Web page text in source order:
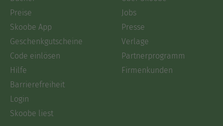
Preise
Skoobe App
Geschenkgutscheine
Code einlösen
Hilfe
Barrierefreiheit
Login
Skoobe liest
Jobs
Presse
Verlage
Partnerprogramm
Firmenkunden